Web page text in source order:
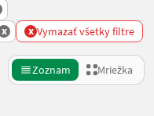
x x Vymazať všetky filtre
Zoznam Mriežka